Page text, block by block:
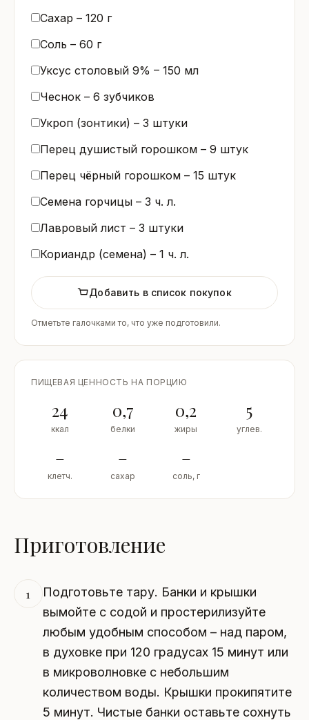
Сахар – 120 г
Соль – 60 г
Уксус столовый 9% – 150 мл
Чеснок – 6 зубчиков
Укроп (зонтики) – 3 штуки
Перец душистый горошком – 9 штук
Перец чёрный горошком – 15 штук
Семена горчицы – 3 ч. л.
Лавровый лист – 3 штуки
Кориандр (семена) – 1 ч. л.
Добавить в список покупок
Отметьте галочками то, что уже подготовили.
ПИЩЕВАЯ ЦЕННОСТЬ НА ПОРЦИЮ
24
ккал
0,7
белки
0,2
жиры
5
углев.
–
клетч.
–
сахар
–
соль, г
Приготовление
1
Подготовьте тару. Банки и крышки
вымойте с содой и простерилизуйте
любым удобным способом – над паром,
в духовке при 120 градусах 15 минут или
в микроволновке с небольшим
количеством воды. Крышки прокипятите
5 минут. Чистые банки оставьте сохнуть